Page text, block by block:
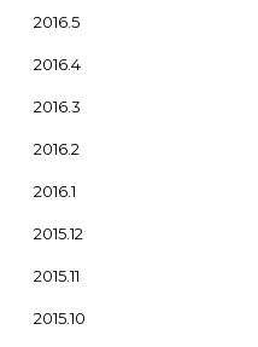
2016.5
2016.4
2016.3
2016.2
2016.1
2015.12
2015.11
2015.10